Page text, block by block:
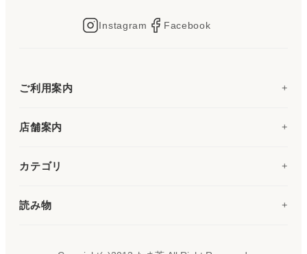
Instagram Facebook
ご利用案内
店舗案内
カテゴリ
読み物